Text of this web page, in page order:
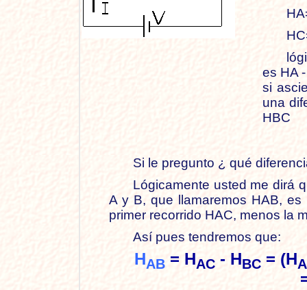
es HA
si
una
HBC
Si le pregunto ¿ qué
Lógicamente usted me dirá
A y B, que llamaremos HAB,
primer recorrido HAC, menos la
Así pues tendremos que:
HAB = HAC- HBC= (HA